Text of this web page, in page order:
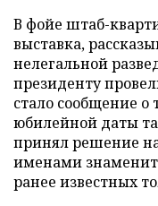
В фойе штаб-
выставка,
нелегальной
президенту
стало сообщение о
юбилейной даты
принял решение
именами
ранее известных